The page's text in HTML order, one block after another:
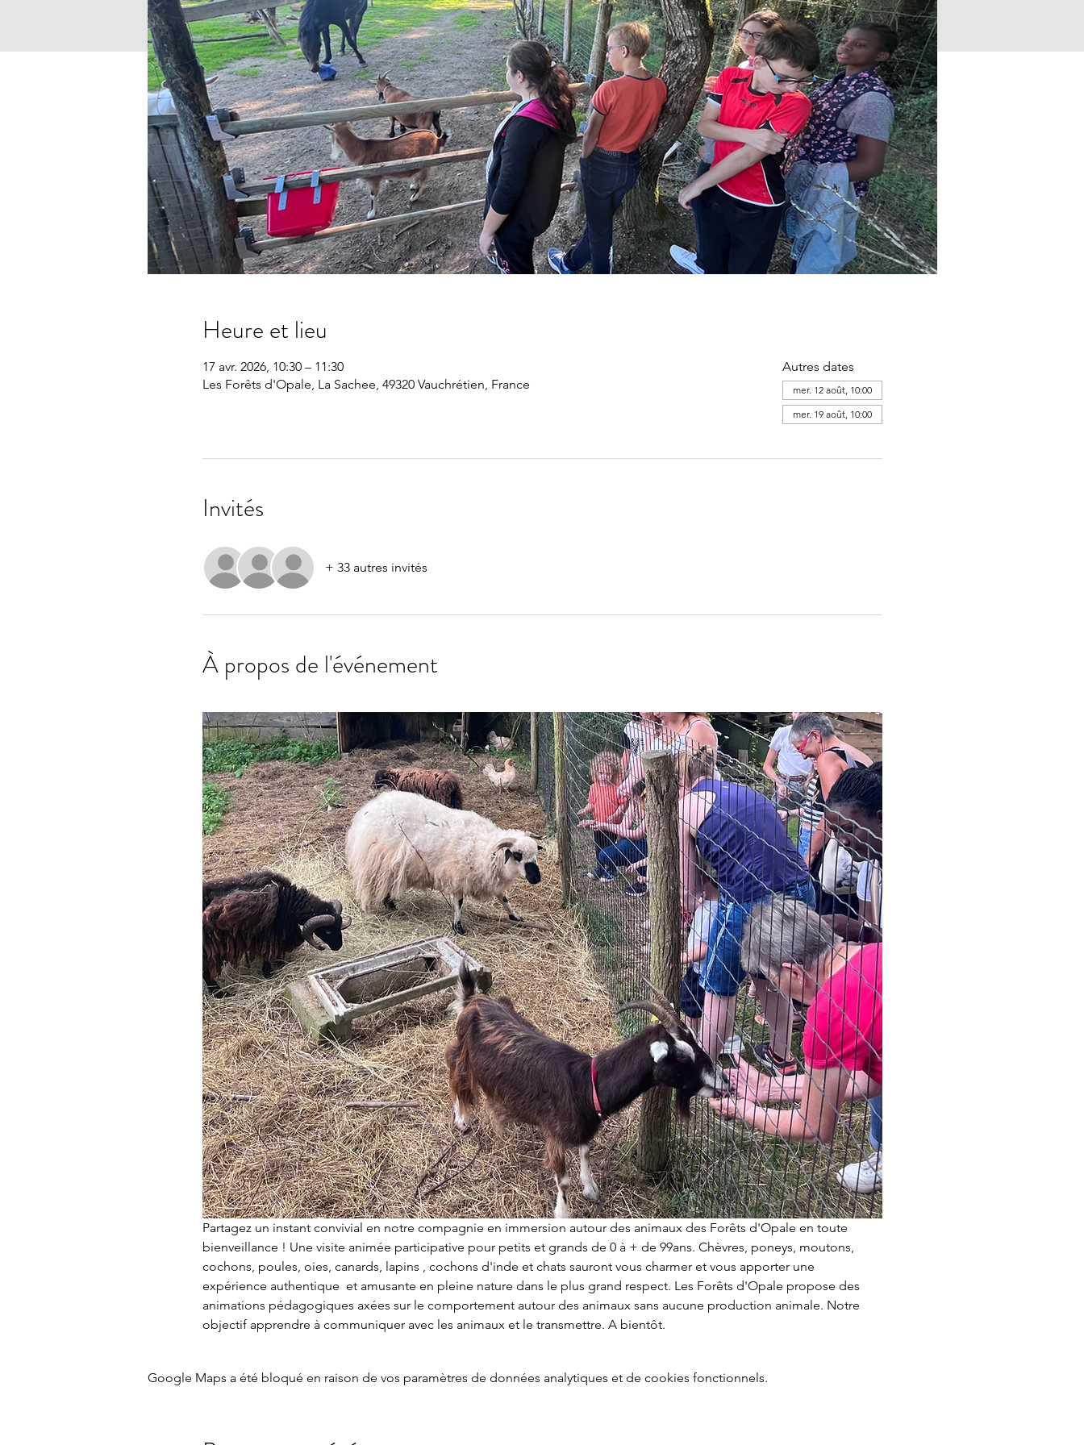
Heure et lieu
17 avr. 2026, 10:30 – 11:30
Les Forêts d'Opale, La Sachee, 49320 Vauchrétien, France
Autres dates
mer. 12 août, 10:00
mer. 19 août, 10:00
Invités
+ 33 autres invités
À propos de l'événement
Partagez un instant convivial en notre compagnie en immersion autour des animaux des Forêts d'Opale en toute
bienveillance ! Une visite animée participative pour petits et grands de 0 à + de 99ans. Chèvres, poneys, moutons,
cochons, poules, oies, canards, lapins , cochons d'inde et chats sauront vous charmer et vous apporter une
expérience authentique  et amusante en pleine nature dans le plus grand respect. Les Forêts d'Opale propose des
animations pédagogiques axées sur le comportement autour des animaux sans aucune production animale. Notre
objectif apprendre à communiquer avec les animaux et le transmettre. A bientôt.
Google Maps a été bloqué en raison de vos paramètres de données analytiques et de cookies fonctionnels.